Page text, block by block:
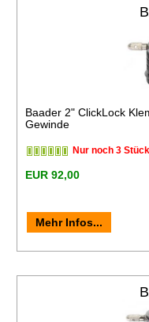
Baader 2" ClickLock
Gewinde
Nur noch 3
EUR 92,00
Mehr Infos...